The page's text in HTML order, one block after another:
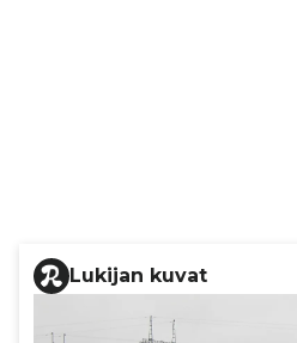
Lukijan kuvat